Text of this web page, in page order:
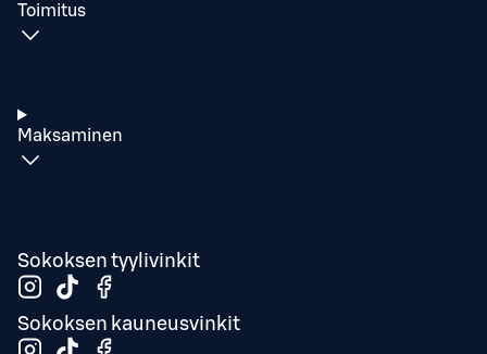
Toimitus
Maksaminen
Sokoksen tyylivinkit
Sokoksen kauneusvinkit